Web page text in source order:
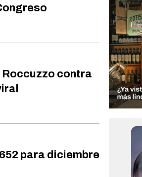
Roccuzzo contra
para diciembre